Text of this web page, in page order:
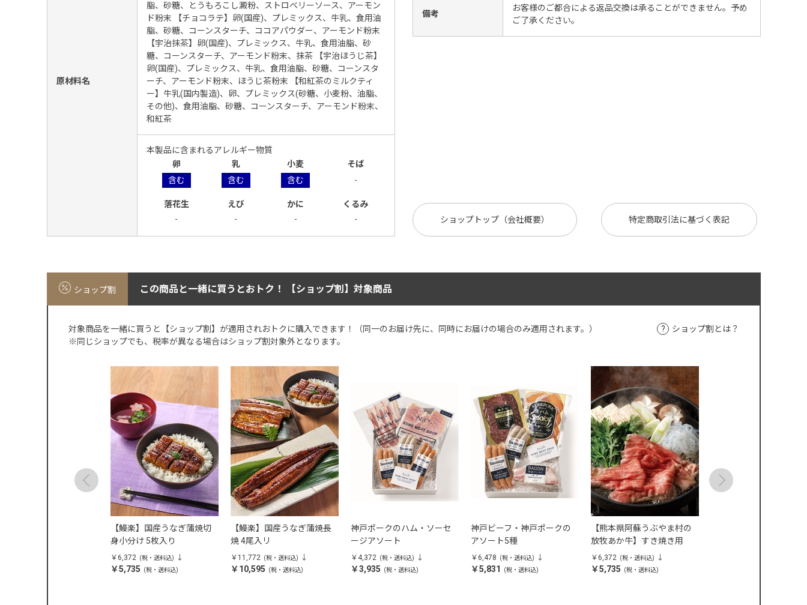
原材料名
脂、砂糖、とうもろこし澱粉、ストロベリーソース、アーモン
ド粉末 【チョコラテ】卵(国産)、プレミックス、牛乳、食用油
脂、砂糖、コーンスターチ、ココアパウダー、アーモンド粉末
【宇治抹茶】卵(国産)、プレミックス、牛乳、食用油脂、砂
糖、コーンスターチ、アーモンド粉末、抹茶 【宇治ほうじ茶】
卵(国産)、プレミックス、牛乳、食用油脂、砂糖、コーンスタ
ーチ、アーモンド粉末、ほうじ茶粉末 【和紅茶のミルクティ
ー】牛乳(国内製造)、卵、プレミックス(砂糖、小麦粉、油脂、
その他)、食用油脂、砂糖、コーンスターチ、アーモンド粉末、
和紅茶
本製品に含まれるアレルギー物質
卵
乳 小麦
そば
含む
含む 含む -
落花生 えび かに
くるみ
-
- - -
備考
お客様のご都合による返品交換は承ることができません。予め
ご了承ください。
ショップトップ（会社概要） 特定商取引法に基づく表記
ショップ割 この商品と一緒に買うとおトク！ 【ショップ割】対象商品
対象商品を一緒に買うと【ショップ割】が適用されおトクに購入できます！（同一のお届け先に、同時にお届けの場合のみ適用されます。）
※同じショップでも、税率が異なる場合はショップ割対象外となります。
ショップ割とは？
【鰻楽】国産うなぎ蒲焼切
身小分け 5枚入り
￥6,372 (税・送料込)
￥5,735 (税・送料込)
【鰻楽】国産うなぎ蒲焼長
焼 4尾入リ
￥11,772 (税・送料込)
￥10,595 (税・送料込)
神戸ポークのハム・ソーセ
ージアソート
￥4,372 (税・送料込)
￥3,935 (税・送料込)
神戸ビーフ・神戸ポークの
アソート5種
￥6,478 (税・送料込)
￥5,831 (税・送料込)
【熊本県阿蘇うぶやま村の
放牧あか牛】すき焼き用
￥6,372 (税・送料込)
￥5,735 (税・送料込)